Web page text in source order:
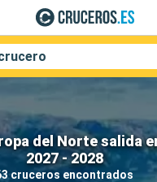
del Norte salida
2027 - 2028
cruceros encontrados